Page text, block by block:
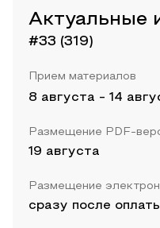
Актуальные
#33 (319)
Прием материалов
8 августа - 14
Размещение PDF-
19 августа
Размещение
сразу после